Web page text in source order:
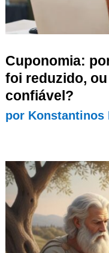
Cuponomia:
foi reduzido,
confiável?
por Konstantinos